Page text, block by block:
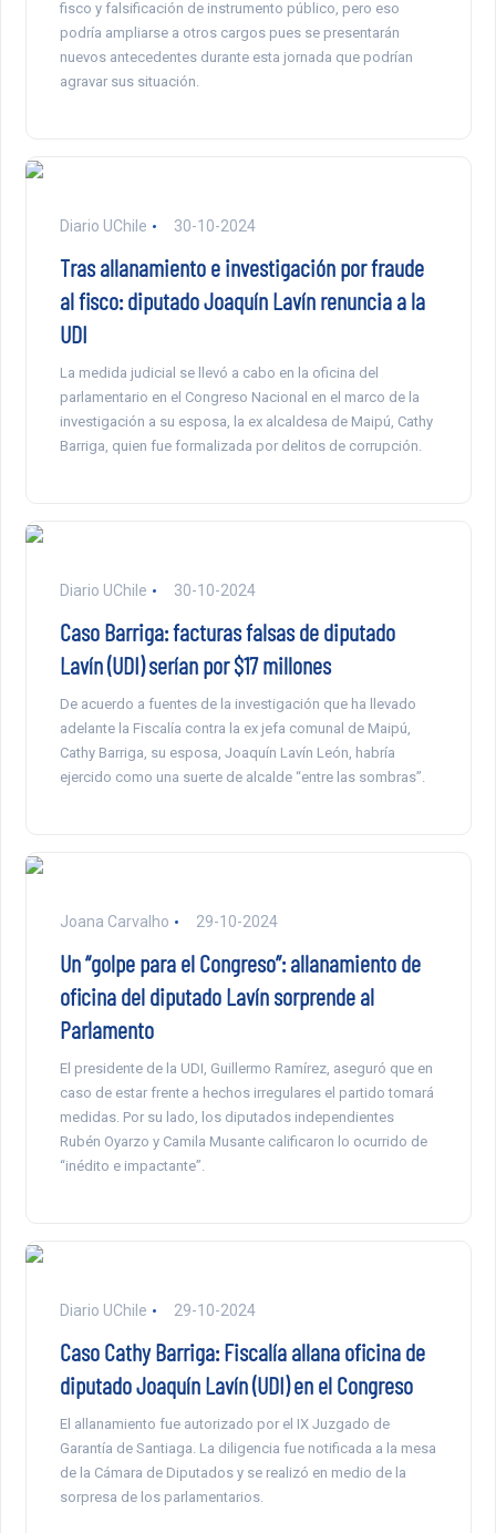
fisco y falsificación de instrumento público, pero eso
podría ampliarse a otros cargos pues se presentarán
nuevos antecedentes durante esta jornada que podrían
agravar sus situación.
Diario UChile 30-10-2024
Tras allanamiento e investigación por fraude
al fisco: diputado Joaquín Lavín renuncia a la
UDI
La medida judicial se llevó a cabo en la oficina del
parlamentario en el Congreso Nacional en el marco de la
investigación a su esposa, la ex alcaldesa de Maipú, Cathy
Barriga, quien fue formalizada por delitos de corrupción.
Diario UChile 30-10-2024
Caso Barriga: facturas falsas de diputado
Lavín (UDI) serían por $17 millones
De acuerdo a fuentes de la investigación que ha llevado
adelante la Fiscalía contra la ex jefa comunal de Maipú,
Cathy Barriga, su esposa, Joaquín Lavín León, habría
ejercido como una suerte de alcalde “entre las sombras”.
Joana Carvalho 29-10-2024
Un “golpe para el Congreso”: allanamiento de
oficina del diputado Lavín sorprende al
Parlamento
El presidente de la UDI, Guillermo Ramírez, aseguró que en
caso de estar frente a hechos irregulares el partido tomará
medidas. Por su lado, los diputados independientes
Rubén Oyarzo y Camila Musante calificaron lo ocurrido de
“inédito e impactante”.
Diario UChile 29-10-2024
Caso Cathy Barriga: Fiscalía allana oficina de
diputado Joaquín Lavín (UDI) en el Congreso
El allanamiento fue autorizado por el IX Juzgado de
Garantía de Santiaga. La diligencia fue notificada a la mesa
de la Cámara de Diputados y se realizó en medio de la
sorpresa de los parlamentarios.